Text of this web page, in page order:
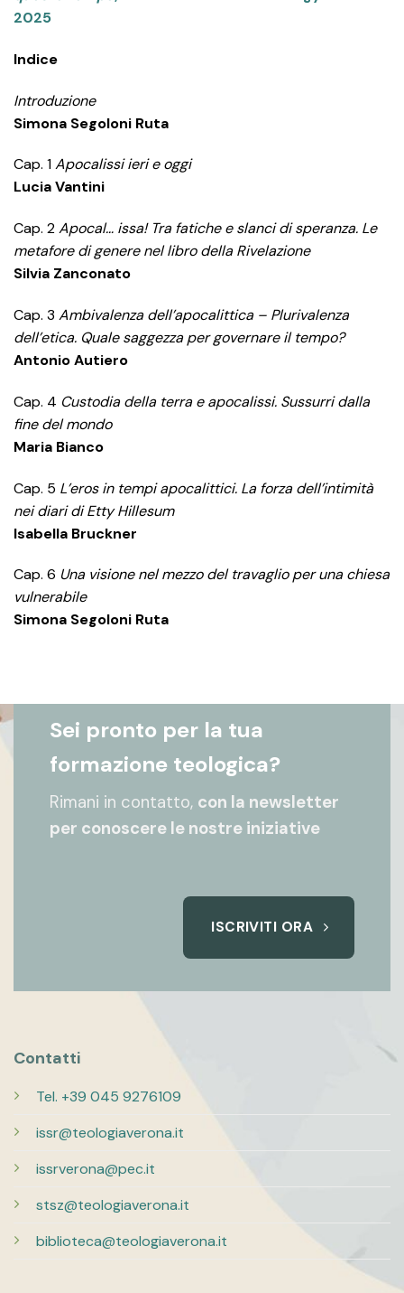
2025
Indice
Introduzione
Simona Segoloni Ruta
Cap. 1Apocalissi ieri e oggi
Lucia Vantini
Cap. 2Apocal… issa! Tra fatiche e slanci di speranza. Le
metafore di genere nel libro della Rivelazione
Silvia Zanconato
Cap. 3 Ambivalenza dell’apocalittica – Plurivalenza
dell’etica. Quale saggezza per governare il tempo?
Antonio Autiero
Cap. 4 Custodia della terra e apocalissi. Sussurri dalla
fine del mondo
Maria Bianco
Cap. 5 L’eros in tempi apocalittici. La forza dell’intimità
nei diari di Etty Hillesum
Isabella Bruckner
Cap. 6 Una visione nel mezzo del travaglio per una chiesa
vulnerabile
Simona Segoloni Ruta
Sei pronto per la tua
formazione teologica?
Rimani in contatto, con la newsletter
per conoscere le nostre iniziative
ISCRIVITI ORA
Contatti
Tel. +39 045 9276109
issr@teologiaverona.it
issrverona@pec.it
stsz@teologiaverona.it
biblioteca@teologiaverona.it